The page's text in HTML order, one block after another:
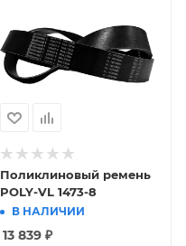
Поликлиновый ремень
POLY-VL 1473-8
В НАЛИЧИИ
13 839 ₽